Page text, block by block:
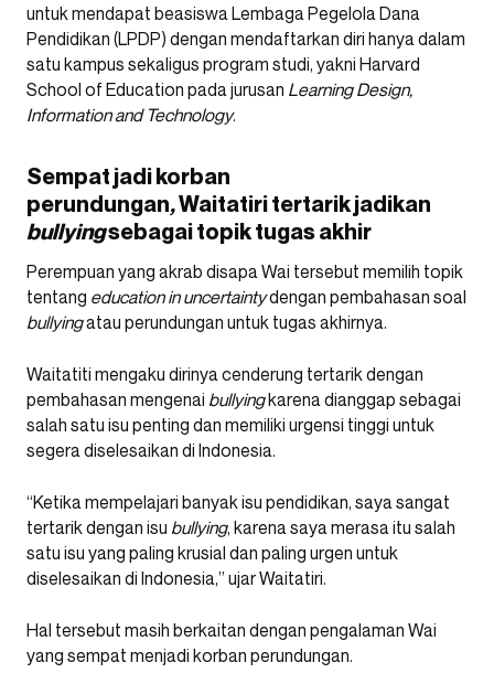
untuk mendapat beasiswa Lembaga Pegelola Dana
Pendidikan (LPDP) dengan mendaftarkan diri hanya dalam
satu kampus sekaligus program studi, yakni Harvard
School of Education pada jurusan Learning Design,
Information and Technology.
Sempat jadi korban
perundungan,Waitatiri tertarik jadikan
bullyingsebagai topik tugas akhir
Perempuan yang akrab disapa Wai tersebut memilih topik
tentang education in uncertaintydengan pembahasan soal
bullyingatau perundungan untuk tugas akhirnya.
Waitatiti mengaku dirinya cenderung tertarik dengan
pembahasan mengenai bullyingkarena dianggap sebagai
salah satu isu penting dan memiliki urgensi tinggi untuk
segera diselesaikan di Indonesia.
“Ketika mempelajari banyak isu pendidikan, saya sangat
tertarik dengan isu bullying, karena saya merasa itu salah
satu isu yang paling krusial dan paling urgen untuk
diselesaikan di Indonesia,” ujar Waitatiri.
Hal tersebut masih berkaitan dengan pengalaman Wai
yang sempat menjadi korban perundungan.